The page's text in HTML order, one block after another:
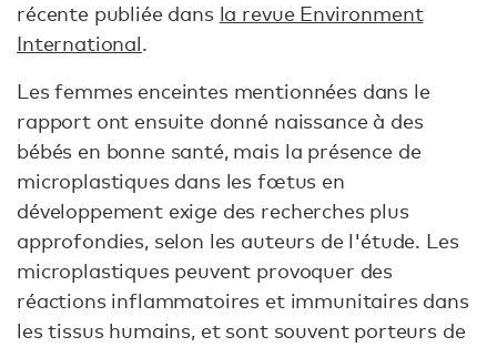
récente publiée dans la revue Environment
International.
Les femmes enceintes mentionnées dans le
rapport ont ensuite donné naissance à des
bébés en bonne santé, mais la présence de
microplastiques dans les fœtus en
développement exige des recherches plus
approfondies, selon les auteurs de l'étude. Les
microplastiques peuvent provoquer des
réactions inflammatoires et immunitaires dans
les tissus humains, et sont souvent porteurs de